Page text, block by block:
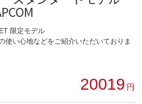
限定モデル
使い心地などをご紹介いただいておりま
20019 円